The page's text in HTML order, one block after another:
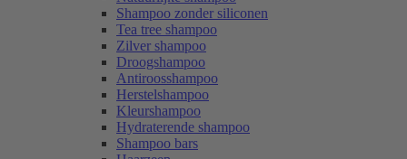
Shampoo zonder siliconen
Tea tree shampoo
Zilver shampoo
Droogshampoo
Antiroosshampoo
Herstelshampoo
Kleurshampoo
Hydraterende shampoo
Shampoo bars